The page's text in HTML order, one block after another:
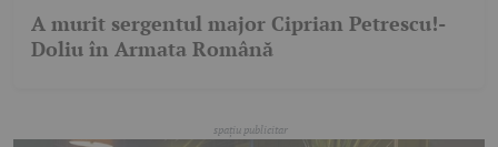
A murit sergentul major Ciprian Petrescu!-
Doliu în Armata Română